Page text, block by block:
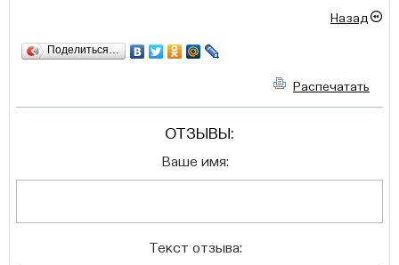
Назад
Поделиться…
Распечатать
ОТЗЫВЫ:
Ваше имя:
Текст отзыва: